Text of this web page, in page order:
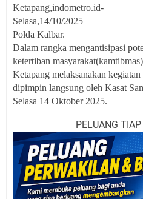
Ketapang,indometro.id-
Selasa,14/10/2025
Polda Kalbar.
Dalam rangka mengantisipasi
ketertiban
Ketapang melaksanakan
dipimpin langsung oleh Kasat
Selasa 14 Oktober 2025.
PELUANG